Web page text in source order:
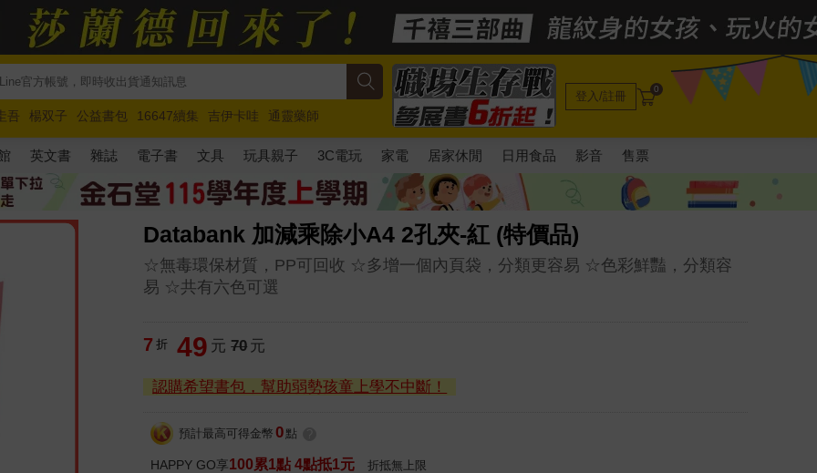
吾 楊双子 公益書包 16647續集 吉伊卡哇
通靈藥師
路邊攤新作
馬斯克 玩具總動員5 超慢跑
登入/註冊 0
英文書 雜誌 電子書 文具 玩具親子 3C電玩 家電 居家休閒 日用食品 影音 售票
Databank 加減乘除小A4 2孔夾-紅 (特價品)
☆無毒環保材質，PP可回收 ☆多增一個內頁袋，分類更容易 ☆色彩鮮豔，分類容
易 ☆共有六色可選
7 折 49 元 70 元
認購希望書包，幫助弱勢孩童上學不中斷！
預計最高可得金幣 0 點
HAPPY GO享100累1點 4點抵1元 折抵無上限